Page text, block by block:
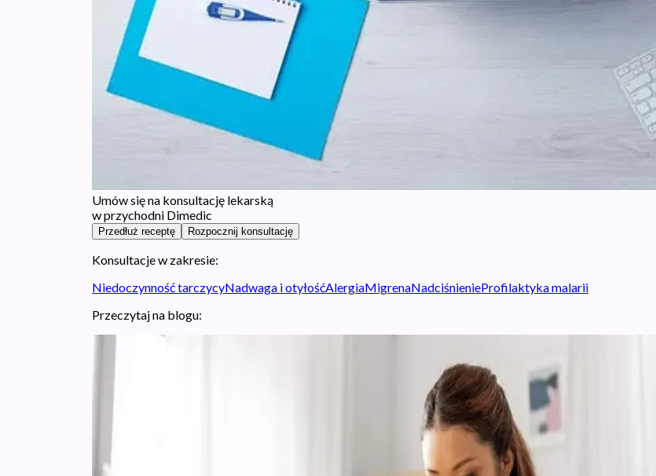
Umów się na konsultację lekarską
w przychodni Dimedic
Przedłuż receptę Rozpocznij konsultację
Konsultacje w zakresie:
Niedoczynność tarczycyNadwaga i otyłośćAlergiaMigrenaNadciśnienieProfilaktyka malarii
Przeczytaj na blogu: